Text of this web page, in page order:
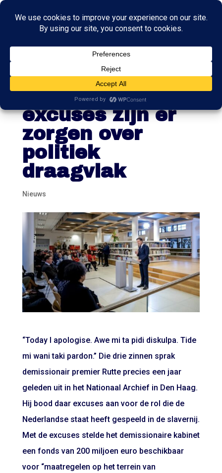
Jaar na
slavernij-
excuses zijn er
zorgen over
politiek
draagvlak
Nieuws
“Today I apologise. Awe mi ta pidi diskulpa. Tide
mi wani taki pardon.” Die drie zinnen sprak
demissionair premier Rutte precies een jaar
geleden uit in het Nationaal Archief in Den Haag.
Hij bood daar excuses aan voor de rol die de
Nederlandse staat heeft gespeeld in de slavernij.
Met de excuses stelde het demissionaire kabinet
een fonds van 200 miljoen euro beschikbaar
voor “maatregelen op het terrein van